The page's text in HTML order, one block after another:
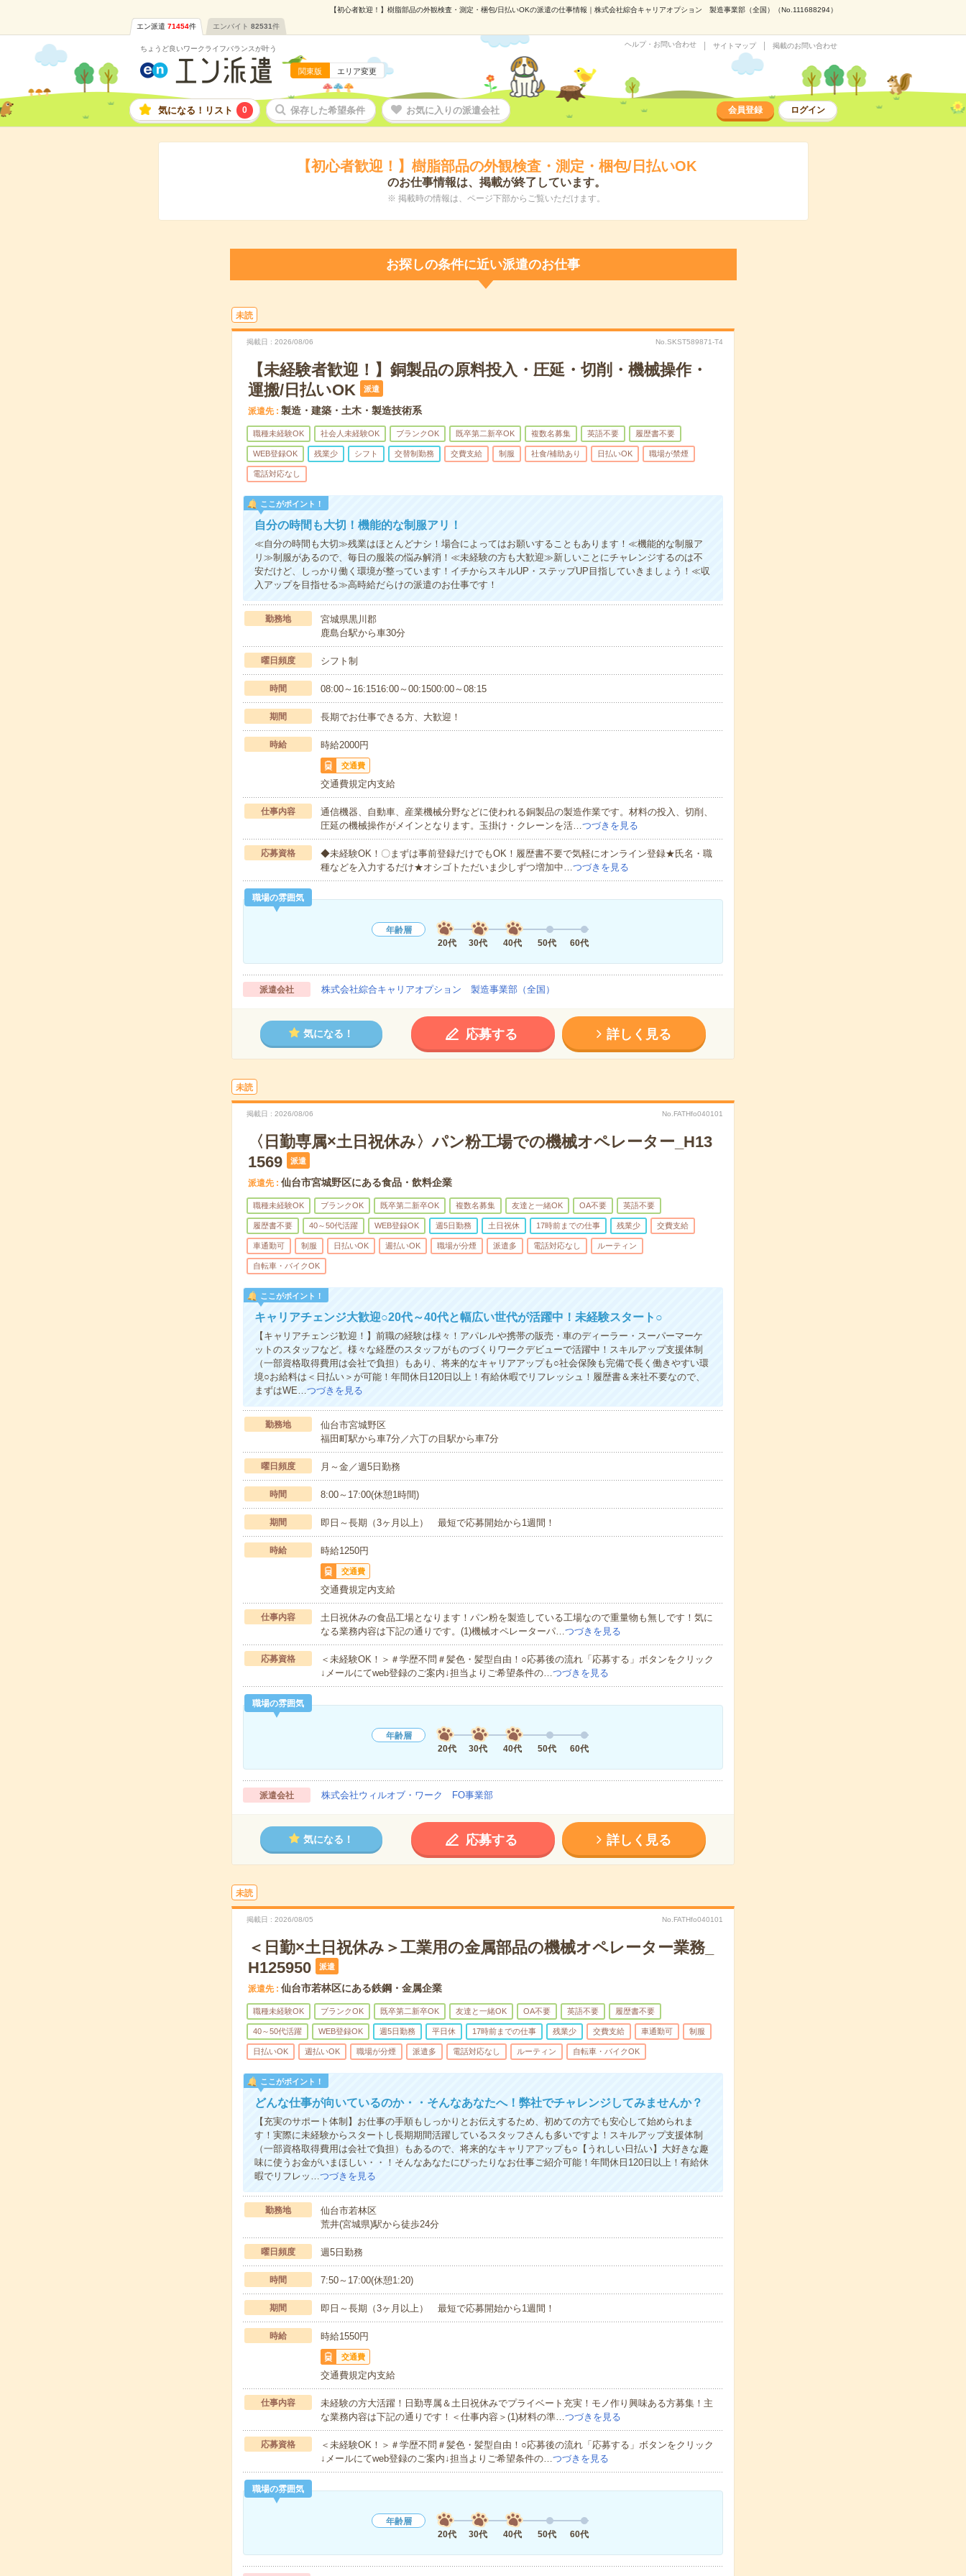
【初心者歓迎！】樹脂部品の外観検査・測定・梱包/日払いOKの派遣の仕事情報｜株式会社綜合キャリアオプション 製造事業部（全国）（No.111688294）
エン派遣 71454件 エンバイト 82531件
ちょうど良いワークライフバランスが叶う
関東版 エリア変更
ヘルプ・お問い合わせ サイトマップ 掲載のお問い合わせ
気になる！リスト 0 保存した希望条件 お気に入りの派遣会社 会員登録 ログイン
【初心者歓迎！】樹脂部品の外観検査・測定・梱包/日払いOK
のお仕事情報は、掲載が終了しています。
※ 掲載時の情報は、ページ下部からご覧いただけます。
お探しの条件に近い派遣のお仕事
未読
掲載日 2026/08/06 No.SKST589871-T4
【未経験者歓迎！】銅製品の原料投入・圧延・切削・機械操作・
運搬/日払いOK
派遣
派遣先 製造・建築・土木・製造技術系
職種未経験OK 社会人未経験OK ブランクOK 既卒第二新卒OK 複数名募集 英語不要 履歴書不要
WEB登録OK 残業少 シフト 交替制勤務 交費支給 制服 社食/補助あり 日払いOK 職場が禁煙
電話対応なし
ここがポイント！
自分の時間も大切！機能的な制服アリ！
≪自分の時間も大切≫残業はほとんどナシ！場合によってはお願いすることもあります！≪機能的な制服ア
リ≫制服があるので、毎日の服装の悩み解消！≪未経験の方も大歓迎≫新しいことにチャレンジするのは不
安だけど、しっかり働く環境が整っています！イチからスキルUP・ステップUP目指していきましょう！≪収
入アップを目指せる≫高時給だらけの派遣のお仕事です！
勤務地
宮城県黒川郡
鹿島台駅から車30分
曜日頻度 シフト制
時間 08:00～16:1516:00～00:1500:00～08:15
期間 長期でお仕事できる方、大歓迎！
時給 時給2000円
交通費
交通費規定内支給
仕事内容
通信機器、自動車、産業機械分野などに使われる銅製品の製造作業です。材料の投入、切削、
圧延の機械操作がメインとなります。玉掛け・クレーンを活…つづきを見る
応募資格
◆未経験OK！〇まずは事前登録だけでもOK！履歴書不要で気軽にオンライン登録★氏名・職
種などを入力するだけ★オシゴトただいま少しずつ増加中…つづきを見る
職場の雰囲気
年齢層
20代
30代 40代 50代 60代
派遣会社 株式会社綜合キャリアオプション 製造事業部（全国）
気になる！ 応募する 詳しく見る
未読
掲載日 2026/08/06 No.FATHfo040101
〈日勤専属×土日祝休み〉パン粉工場での機械オペレーター_H13
1569
派遣
派遣先 仙台市宮城野区にある食品・飲料企業
職種未経験OK ブランクOK 既卒第二新卒OK 複数名募集 友達と一緒OK OA不要 英語不要
履歴書不要 40～50代活躍 WEB登録OK 週5日勤務 土日祝休 17時前までの仕事 残業少 交費支給
車通勤可 制服 日払いOK 週払いOK 職場が分煙 派遣多 電話対応なし ルーティン
自転車・バイクOK
ここがポイント！
キャリアチェンジ大歓迎○20代～40代と幅広い世代が活躍中！未経験スタート○
【キャリアチェンジ歓迎！】前職の経験は様々！アパレルや携帯の販売・車のディーラー・スーパーマーケ
ットのスタッフなど。様々な経歴のスタッフがものづくりワークデビューで活躍中！スキルアップ支援体制
（一部資格取得費用は会社で負担）もあり、将来的なキャリアアップも○社会保険も完備で長く働きやすい環
境○お給料は＜日払い＞が可能！年間休日120日以上！有給休暇でリフレッシュ！履歴書＆来社不要なので、
まずはWE…つづきを見る
勤務地
仙台市宮城野区
福田町駅から車7分／六丁の目駅から車7分
曜日頻度 月～金／週5日勤務
時間 8:00～17:00(休憩1時間)
期間 即日～長期（3ヶ月以上） 最短で応募開始から1週間！
時給 時給1250円
交通費
交通費規定内支給
仕事内容
土日祝休みの食品工場となります！パン粉を製造している工場なので重量物も無しです！気に
なる業務内容は下記の通りです。(1)機械オペレーターパ…つづきを見る
応募資格
＜未経験OK！＞＃学歴不問＃髪色・髪型自由！○応募後の流れ「応募する」ボタンをクリック
↓メールにてweb登録のご案内↓担当よりご希望条件の…つづきを見る
職場の雰囲気
年齢層
20代
30代 40代 50代 60代
派遣会社 株式会社ウィルオブ・ワーク FO事業部
気になる！ 応募する 詳しく見る
未読
掲載日 2026/08/05 No.FATHfo040101
＜日勤×土日祝休み＞工業用の金属部品の機械オペレーター業務_
H125950
派遣
派遣先 仙台市若林区にある鉄鋼・金属企業
職種未経験OK ブランクOK 既卒第二新卒OK 友達と一緒OK OA不要 英語不要 履歴書不要
40～50代活躍 WEB登録OK 週5日勤務 平日休 17時前までの仕事 残業少 交費支給 車通勤可 制服
日払いOK 週払いOK 職場が分煙 派遣多 電話対応なし ルーティン 自転車・バイクOK
ここがポイント！
どんな仕事が向いているのか・・そんなあなたへ！弊社でチャレンジしてみませんか？
【充実のサポート体制】お仕事の手順もしっかりとお伝えするため、初めての方でも安心して始められま
す！実際に未経験からスタートし長期期間活躍しているスタッフさんも多いですよ！スキルアップ支援体制
（一部資格取得費用は会社で負担）もあるので、将来的なキャリアアップも○【うれしい日払い】大好きな趣
味に使うお金がいまほしい・・！そんなあなたにぴったりなお仕事ご紹介可能！年間休日120日以上！有給休
暇でリフレッ…つづきを見る
勤務地
仙台市若林区
荒井(宮城県)駅から徒歩24分
曜日頻度 週5日勤務
時間 7:50～17:00(休憩1:20)
期間 即日～長期（3ヶ月以上） 最短で応募開始から1週間！
時給 時給1550円
交通費
交通費規定内支給
仕事内容
未経験の方大活躍！日勤専属＆土日祝休みでプライベート充実！モノ作り興味ある方募集！主
な業務内容は下記の通りです！＜仕事内容＞(1)材料の準…つづきを見る
応募資格
＜未経験OK！＞＃学歴不問＃髪色・髪型自由！○応募後の流れ「応募する」ボタンをクリック
↓メールにてweb登録のご案内↓担当よりご希望条件の…つづきを見る
職場の雰囲気
年齢層
20代
30代 40代 50代 60代